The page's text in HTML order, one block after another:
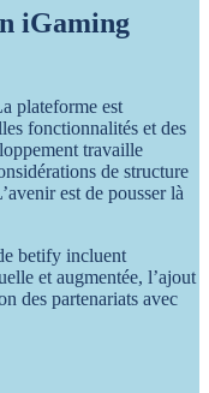
iGaming
plateforme est
fonctionnalités et des
travaille
de structure
est de pousser là
betify incluent
et augmentée, l’ajout
des partenariats avec